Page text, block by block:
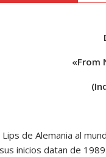
«From
de Alemania al
inicios datan de 1989.